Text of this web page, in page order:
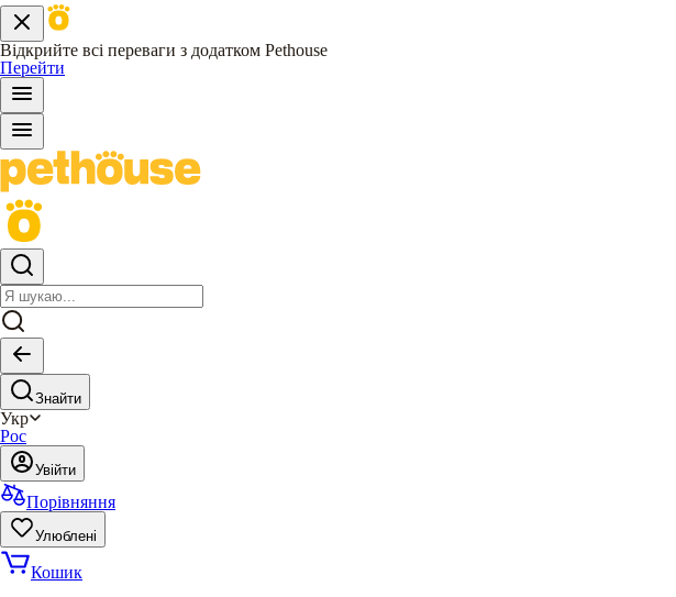
Відкрийте всі переваги з додатком Pethouse
Перейти
Знайти
Укр
Рос
Увійти
Порівняння
Улюблені
Кошик